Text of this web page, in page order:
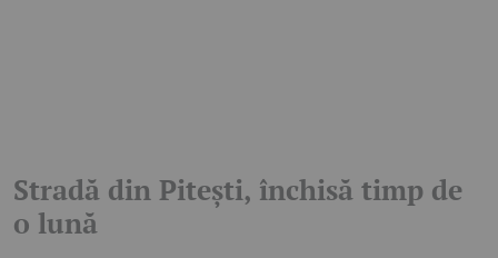
Stradă din Pitești, închisă timp de
o lună